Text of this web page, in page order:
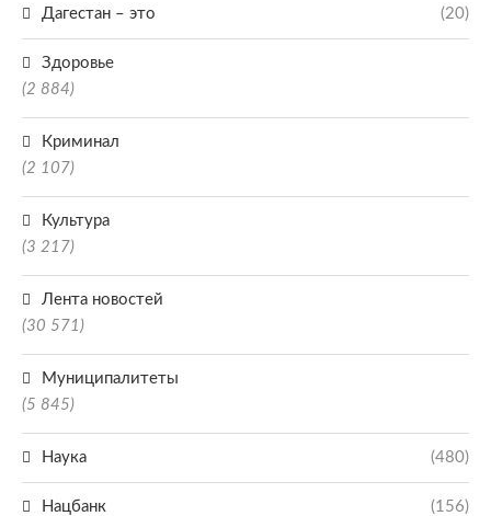
Дагестан – это (20)
Здоровье
(2 884)
Криминал
(2 107)
Культура
(3 217)
Лента новостей
(30 571)
Муниципалитеты
(5 845)
Наука (480)
Нацбанк (156)